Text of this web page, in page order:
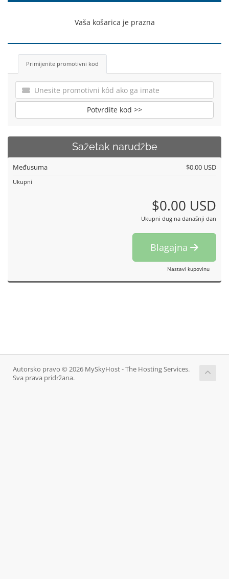
Vaša košarica je prazna
Primijenite promotivni kod
Potvrdite kod >>
Sažetak narudžbe
Međusuma $0.00 USD
Ukupni
$0.00 USD
Ukupni dug na današnji dan
Blagajna
Nastavi kupovinu
Autorsko pravo © 2026 MySkyHost - The Hosting Services.
Sva prava pridržana.